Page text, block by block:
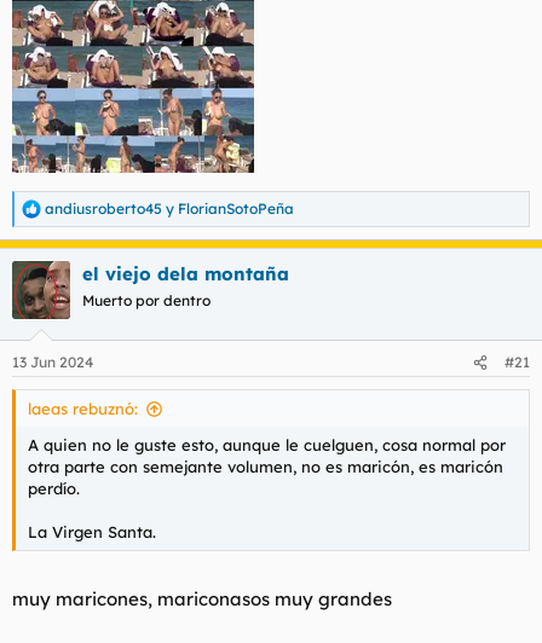
R
e
a
c
c
i
e
s
andiusroberto45 y FlorianSotoPeña
el viejo dela montaña
Muerto por dentro
13 Jun 2024 #21
laeas rebuznó:
A quien no le guste esto, aunque le cuelguen, cosa normal por
otra parte con semejante volumen, no es maricón, es maricón
perdío.
La Virgen Santa.
muy maricones, mariconasos muy grandes